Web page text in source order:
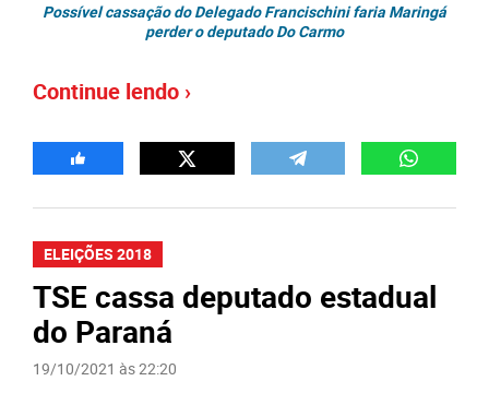
Possível cassação do Delegado Francischini faria Maringá
perder o deputado Do Carmo
Continue lendo ›
ELEIÇÕES 2018
TSE cassa deputado estadual
do Paraná
19/10/2021 às 22:20